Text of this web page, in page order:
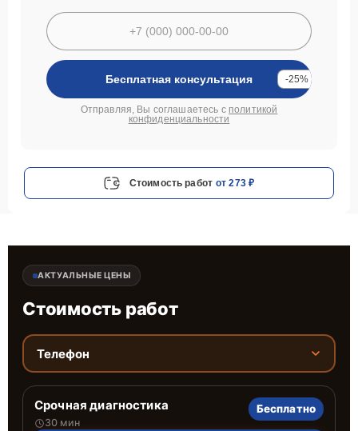
Бесплатная консультация -25%
Отправляя, Вы соглашаетесь с политикой
конфиденциальности
Стоимость работ от 273 ₽
АКТУАЛЬНЫЕ ЦЕНЫ
Стоимость работ
Телефон
Срочная диагностика
30 мин
Бесплатно